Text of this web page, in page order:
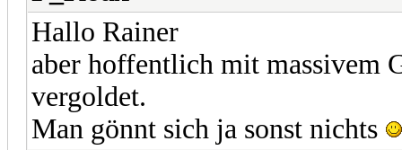
Hallo Rainer
aber hoffentlich mit massivem
vergoldet.
Man gönnt sich ja sonst nichts